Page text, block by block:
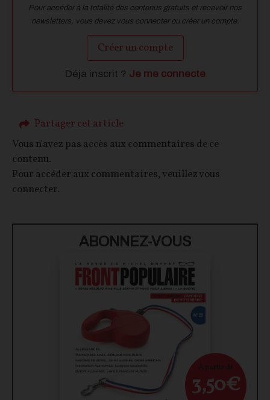
Pour accéder à la totalité des contenus gratuits et recevoir nos
newsletters, vous devez vous connecter ou créer un compte.
Créer un compte
Déja inscrit ? Je me connecte
Partager cet article
Vous n'avez pas accès aux commentaires de ce
contenu.
Pour accéder aux commentaires, veuillez vous
connecter.
ABONNEZ-VOUS
À partir de
3,50€